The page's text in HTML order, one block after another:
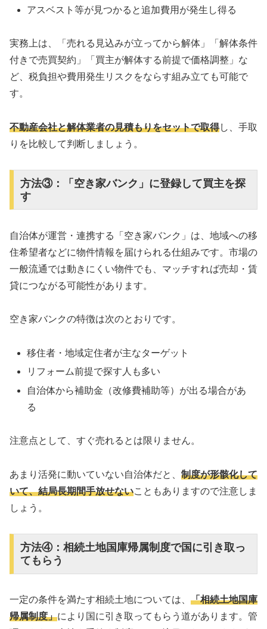
アスベスト等が見つかると追加費用が発生し得る
実務上は、「売れる見込みが立ってから解体」「解体条件
付きで売買契約」「買主が解体する前提で価格調整」な
ど、税負担や費用発生リスクをならす組み立ても可能で
す。
不動産会社と解体業者の見積もりをセットで取得し、手取
りを比較して判断しましょう。
方法③：「空き家バンク」に登録して買主を探
す
自治体が運営・連携する「空き家バンク」は、地域への移
住希望者などに物件情報を届けられる仕組みです。市場の
一般流通では動きにくい物件でも、マッチすれば売却・賃
貸につながる可能性があります。
空き家バンクの特徴は次のとおりです。
移住者・地域定住者が主なターゲット
リフォーム前提で探す人も多い
自治体から補助金（改修費補助等）が出る場合があ
る
注意点として、すぐ売れるとは限りません。
あまり活発に動いていない自治体だと、 制度が形骸化して
いて、結局長期間手放せないこともありますので注意しま
しょう。
方法④：相続土地国庫帰属制度で国に引き取っ
てもらう
一定の条件を満たす相続土地については、 「相続土地国庫
帰属制度」により国に引き取ってもらう道があります。管